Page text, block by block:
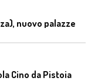
Cino da Pistoia